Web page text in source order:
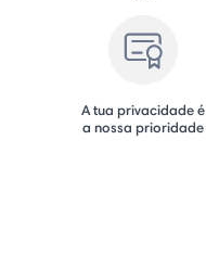
A tua privacidade é
a nossa prioridade